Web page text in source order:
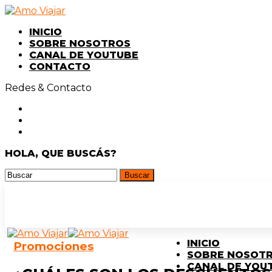
INICIO
SOBRE NOSOTROS
CANAL DE YOUTUBE
CONTACTO
Redes & Contacto
HOLA, QUE BUSCÁS?
INICIO
SOBRE
CANAL DE
Promociones